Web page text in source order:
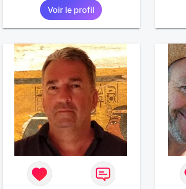
Voir le profil